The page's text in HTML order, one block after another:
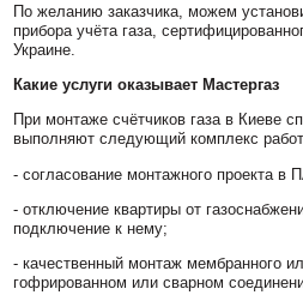
По желанию заказчика, можем
прибора учёта газа,
Украине.
Какие услуги оказывает Мастергаз
При монтаже счётчиков газа в Киеве
выполняют следующий комплекс
- согласование монтажного проекта в
- отключение квартиры от
подключение к нему;
- качественный монтаж мембранного
гофрированном или сварном